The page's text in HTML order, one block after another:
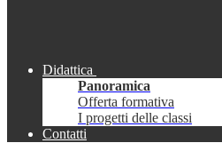
Didattica
Panoramica
Offerta formativa
I progetti delle classi
Contatti